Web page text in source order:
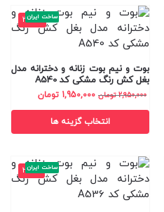
بوت و نیم بوت زنانه و دخترانه مدل
بغل کش رنگ مشکی کد A540
2,950,000 تومان 1,950,000 تومان
ساخت ایران
انتخاب گزینه ها
-20%
ساخت ایران